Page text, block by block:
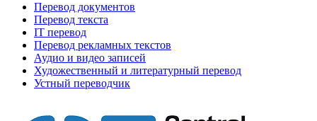
Перевод документов
Перевод текста
IT перевод
Перевод рекламных текстов
Аудио и видео записей
Художественный и литературный перевод
Устный переводчик